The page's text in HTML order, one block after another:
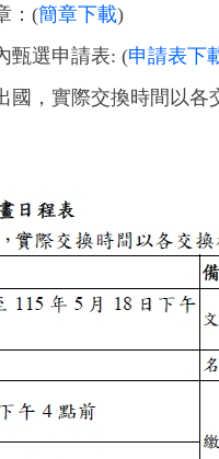
：(簡章下載)
甄選申請表: (申請表下
國，實際交換時間以各